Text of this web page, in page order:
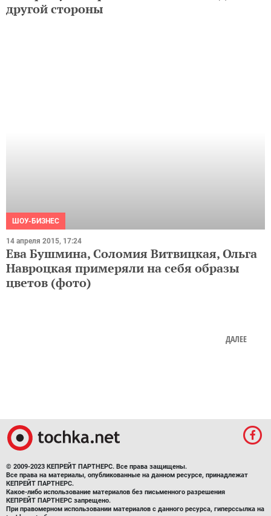
14 апреля 2015, 17:24
Ева Бушмина, Соломия Витвицкая, Ольга
Навроцкая примеряли на себя образы
цветов (фото)
© 2009-2023 КЕПРЕЙТ ПАРТНЕРС. Все права защищены.
Все права на материалы, опубликованные на данном ресурсе, принадлежат
Какое-либо использование материалов без письменного разрешения
КЕПРЕЙТ ПАРТНЕРС запрещено.
При правомерном использовании материалов с данного ресурса, гиперссылка на
tochka.net обязательна.
По вопросам рекламы обращайтесь:
Отдел по работе с прямыми клиентами:reklama@mediadim.com.uaТел: +38